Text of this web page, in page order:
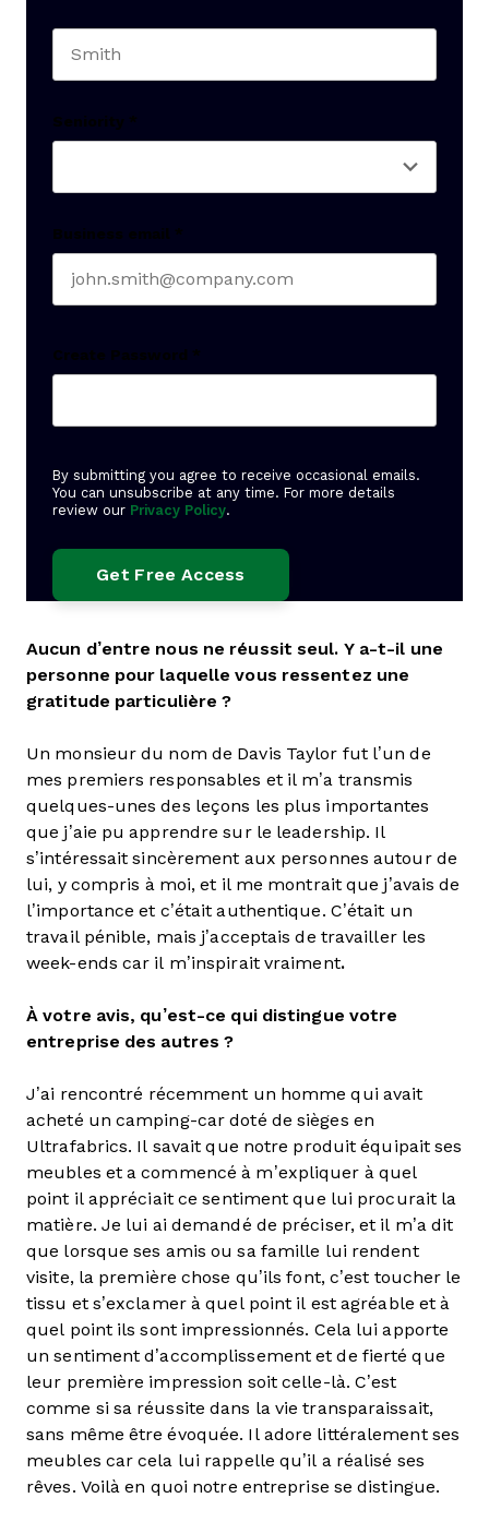
Seniority *
Business email *
Create Password *
By submitting you agree to receive occasional emails.
You can unsubscribe at any time. For more details
review our Privacy Policy.
Aucun d’entre nous ne réussit seul. Y a-t-il une
personne pour laquelle vous ressentez une
gratitude particulière ?
Un monsieur du nom de Davis Taylor fut l’un de
mes premiers responsables et il m’a transmis
quelques-unes des leçons les plus importantes
que j’aie pu apprendre sur le leadership. Il
s’intéressait sincèrement aux personnes autour de
lui, y compris à moi, et il me montrait que j’avais de
l’importance et c’était authentique. C’était un
travail pénible, mais j’acceptais de travailler les
week-ends car il m’inspirait vraiment.
À votre avis, qu’est-ce qui distingue votre
entreprise des autres ?
J’ai rencontré récemment un homme qui avait
acheté un camping-car doté de sièges en
Ultrafabrics. Il savait que notre produit équipait ses
meubles et a commencé à m’expliquer à quel
point il appréciait ce sentiment que lui procurait la
matière. Je lui ai demandé de préciser, et il m’a dit
que lorsque ses amis ou sa famille lui rendent
visite, la première chose qu’ils font, c’est toucher le
tissu et s’exclamer à quel point il est agréable et à
quel point ils sont impressionnés. Cela lui apporte
un sentiment d’accomplissement et de fierté que
leur première impression soit celle-là. C’est
comme si sa réussite dans la vie transparaissait,
sans même être évoquée. Il adore littéralement ses
meubles car cela lui rappelle qu’il a réalisé ses
rêves. Voilà en quoi notre entreprise se distingue.